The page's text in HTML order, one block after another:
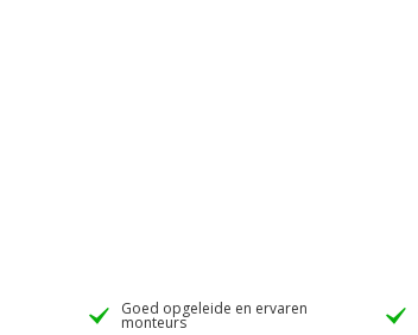
Goed opgeleide en ervaren
monteurs